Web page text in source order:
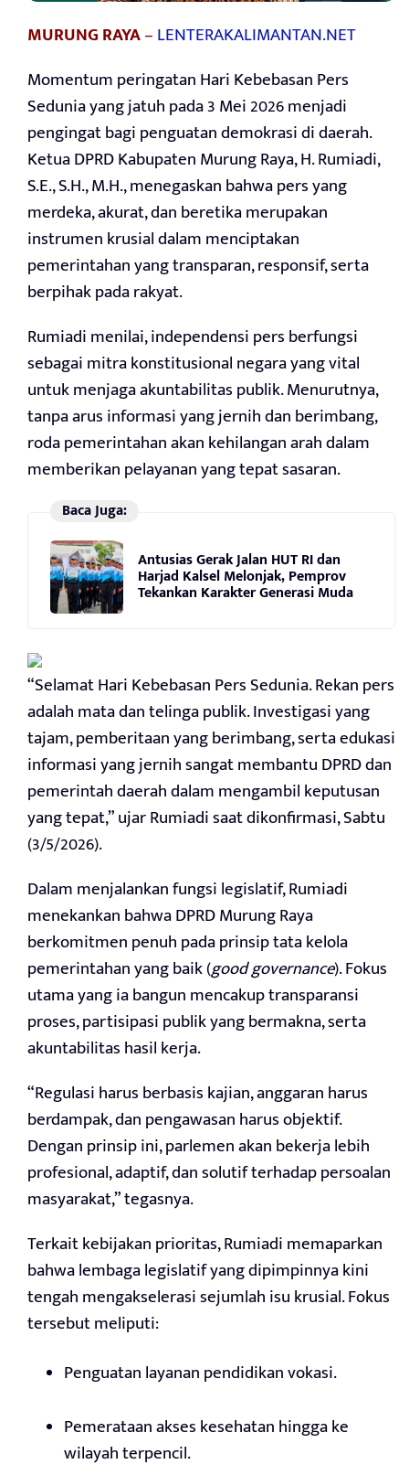
MURUNG RAYA–LENTERAKALIMANTAN.NET
Momentum peringatan Hari Kebebasan Pers
Sedunia yang jatuh pada 3 Mei 2026 menjadi
pengingat bagi penguatan demokrasi di daerah.
Ketua DPRD Kabupaten Murung Raya, H. Rumiadi,
S.E., S.H., M.H., menegaskan bahwa pers yang
merdeka, akurat, dan beretika merupakan
instrumen krusial dalam menciptakan
pemerintahan yang transparan, responsif, serta
berpihak pada rakyat.
Rumiadi menilai, independensi pers berfungsi
sebagai mitra konstitusional negara yang vital
untuk menjaga akuntabilitas publik. Menurutnya,
tanpa arus informasi yang jernih dan berimbang,
roda pemerintahan akan kehilangan arah dalam
memberikan pelayanan yang tepat sasaran.
Baca Juga:
Antusias Gerak Jalan HUT RI dan
Harjad Kalsel Melonjak, Pemprov
Tekankan Karakter Generasi Muda
“Selamat Hari Kebebasan Pers Sedunia. Rekan pers
adalah mata dan telinga publik. Investigasi yang
tajam, pemberitaan yang berimbang, serta edukasi
informasi yang jernih sangat membantu DPRD dan
pemerintah daerah dalam mengambil keputusan
yang tepat,” ujar Rumiadi saat dikonfirmasi, Sabtu
(3/5/2026).
Dalam menjalankan fungsi legislatif, Rumiadi
menekankan bahwa DPRD Murung Raya
berkomitmen penuh pada prinsip tata kelola
pemerintahan yang baik (good governance). Fokus
utama yang ia bangun mencakup transparansi
proses, partisipasi publik yang bermakna, serta
akuntabilitas hasil kerja.
“Regulasi harus berbasis kajian, anggaran harus
berdampak, dan pengawasan harus objektif.
Dengan prinsip ini, parlemen akan bekerja lebih
profesional, adaptif, dan solutif terhadap persoalan
masyarakat,” tegasnya.
Terkait kebijakan prioritas, Rumiadi memaparkan
bahwa lembaga legislatif yang dipimpinnya kini
tengah mengakselerasi sejumlah isu krusial. Fokus
tersebut meliputi:
Penguatan layanan pendidikan vokasi.
Pemerataan akses kesehatan hingga ke
wilayah terpencil.